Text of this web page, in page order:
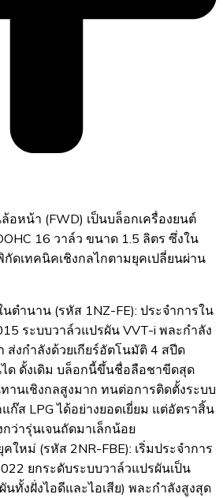
อหน้า (FWD) เป็นบล็อกเครื่องยนต์
16 วาล์ว ขนาด 1.5 ลิตร ซึ่งใน
ดเทคนิคเชิงกลไกตามยุคเปลี่ยนผ่าน
ตำนาน (รหัส 1NZ-FE): ประจำการใน
ระบบวาล์วแปรผัน VVT-i พละกำลัง
ส่งกำลังด้วยเกียร์อัตโนมัติ 4 สปีด
ด ดั้งเดิม บล็อกนี้ขึ้นชื่อลือชาขีดสุด
านเชิงกลสูงมาก ทนต่อการติดตั้งระบบ
ก๊ส LPG ได้อย่างยอดเยี่ยม แต่อัตราสิ้น
ว่ารุ่นเจนถัดมาเล็กน้อย
ใหม่ (รหัส 2NR-FBE): เริ่มประจำการ
ยกระดับระบบวาล์วแปรผันเป็น
นทั้งฝั่งไอดีและไอเสีย) พละกำลังสูงสุด